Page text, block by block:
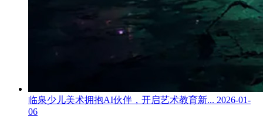
临泉少儿美术拥抱AI伙伴，开启艺术教育新... 2026-01-
06